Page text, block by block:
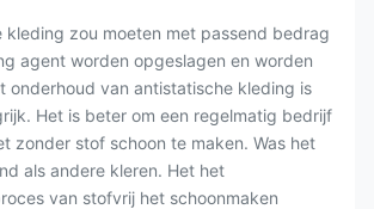
kleding zou moeten met passend bedrag
agent worden opgeslagen en worden
onderhoud van antistatische kleding is
Het is beter om een regelmatig bedrijf
zonder stof schoon te maken. Was het
als andere kleren. Het het
van stofvrij het schoonmaken